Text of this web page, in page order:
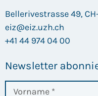
Bellerivestrasse 49,
eiz@eiz.uzh.ch
+41 44 974 04 00
Newsletter